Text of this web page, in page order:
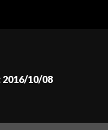
2016/10/08